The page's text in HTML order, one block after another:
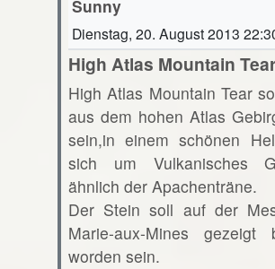
Sunny
Dienstag, 20. August 2013
High Atlas Mountain Tear
High Atlas Mountain Tear
aus dem hohen Atlas
sein,in einem schönen
sich um Vulkanisches
ähnlich der Apachenträne.
Der Stein soll auf der
Marie-aux-Mines gezeigt
worden sein.